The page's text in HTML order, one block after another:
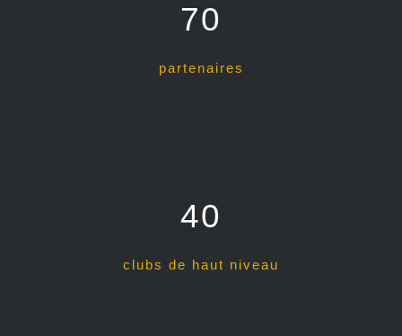
70
partenaires
40
clubs de haut niveau